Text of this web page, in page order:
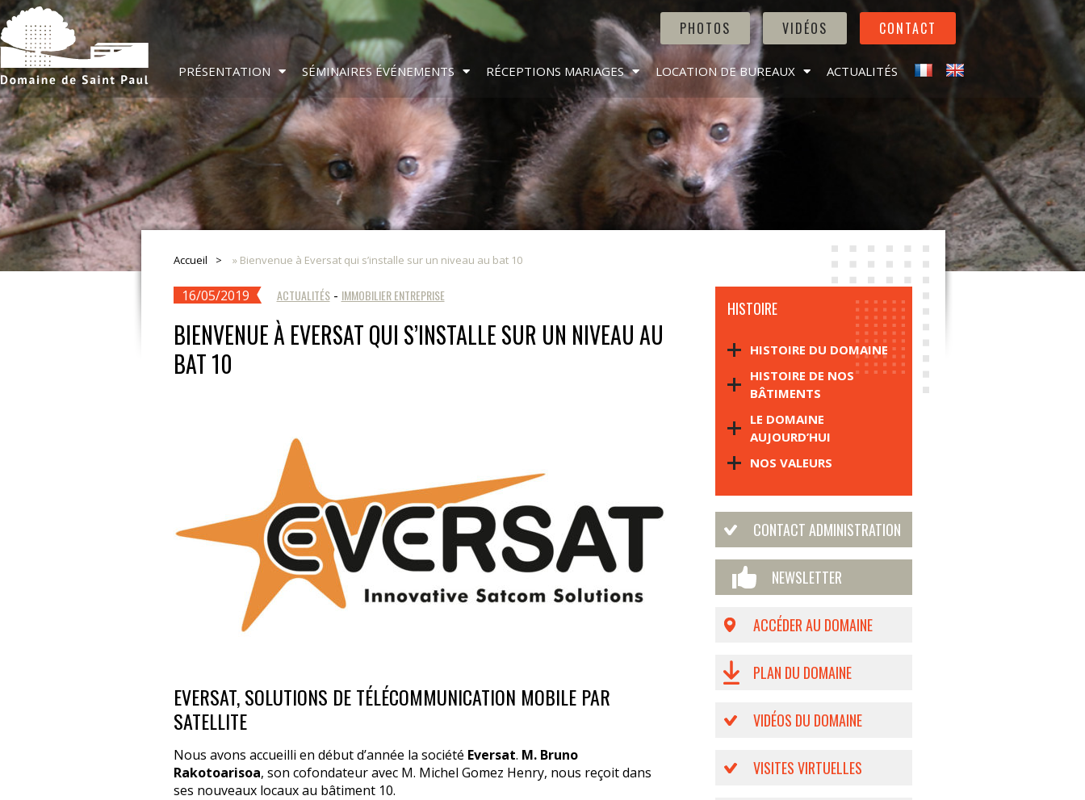
PHOTOS VIDÉOS CONTACT
PRÉSENTATION SÉMINAIRES ÉVÉNEMENTS RÉCEPTIONS MARIAGES LOCATION DE BUREAUX ACTUALITÉS
Accueil » Bienvenue à Eversat qui s’installe sur un niveau au bat 10
16/05/2019 ACTUALITÉS- IMMOBILIER ENTREPRISE
BIENVENUE À EVERSAT QUI S’INSTALLE SUR UN NIVEAU AU
BAT 10
EVERSAT, SOLUTIONS DE TÉLÉCOMMUNICATION MOBILE PAR
SATELLITE
Nous avons accueilli en début d’année la société Eversat. M. Bruno
Rakotoarisoa, son cofondateur avec M. Michel Gomez Henry, nous reçoit dans
ses nouveaux locaux au bâtiment 10.
HISTOIRE
HISTOIRE DU DOMAINE
HISTOIRE DE NOS
BÂTIMENTS
LE DOMAINE
AUJOURD’HUI
NOS VALEURS
CONTACT ADMINISTRATION
NEWSLETTER
ACCÉDER AU DOMAINE
PLAN DU DOMAINE
VIDÉOS DU DOMAINE
VISITES VIRTUELLES